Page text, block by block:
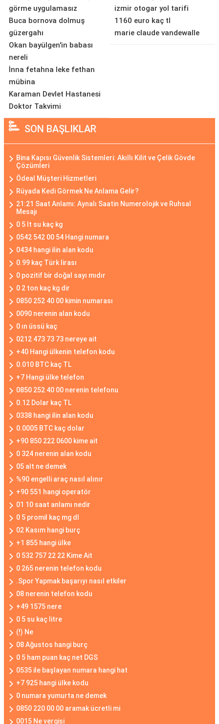
görme uygulamasız
Buca bornova dolmuş
güzergahı
Okan bayülgen'in babası
nereli
İnna fetahna leke fethan
mübina
Karaman Devlet Hastanesi
Doktor Takvimi
izmir otogar yol tarifi
1160 euro kaç tl
marie claude vandewalle
SON BAŞLIKLAR
Bina Kapısı Güvenlik Sistemleri: Akıllı Kilit ve Çelik Gövde
Çözümleri
Ödeal Müşteri Hizmetleri
Rüyada Kedi Görmek Ne Anlama Gelir?
21:21 Saat Anlamı: Aynalı Saatin Numerolojik ve Ruhsal
Mesajı
0 5 lt su kaç kg
0542 542 00 54 Hangi numara
0434 hangi ilin alan kodu
0.99 kaç Türk lirası
0 pozitif bir doğal sayı mıdır
0 2 ton kaç kg dir
0850 252 40 00 kimin numarası
0090 nerenin alan kodu
0 ın üssü kaç
0212 473 73 73 nereye ait
+40 Hangi ülkenin telefon kodu
0.010 BTC kaç TL
+7 Hangi ülke telefon
0850 252 40 00 nerenin telefonu
0.12 Dolar kaç TL
0338 hangi ilin alan kodu
0.0005 BTC kaç dolar
+90 850 222 0600 kime ait
0 324 nerenin alan kodu
05 alt ne demek
%90 engelli araç nasıl alınır
+90 551 hangi operatör
01 10 saat anlamı nedir
0 5 promil kaç mg dl
02 Kasım hangi burç
+1 855 hangi ülke
0 532 757 22 22 Kime Ait
0 265 nerenin telefon kodu
.Spor Yapmak başarıyı nasıl etkiler
08 nerenin telefon kodu
+49 1575 nere
0 5 su kaç litre
(!) Ne
08 Ağustos hangi burç
0 5 ham puan kaç net DGS
0535 ile başlayan numara hangi hat
+7 925 hangi ülke kodu
0 numara yumurta ne demek
0850 220 00 00 aramak ücretli mi
0015 Ne vergisi